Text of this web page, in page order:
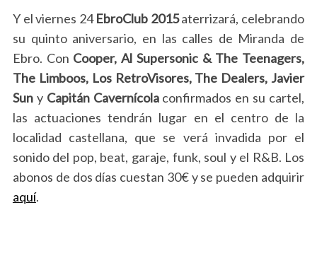
Y el viernes 24EbroClub 2015aterrizará, celebrando
su quinto aniversario, en las calles de Miranda de
Ebro. Con Cooper, Al Supersonic & The Teenagers,
The Limboos, Los RetroVisores, The Dealers, Javier
Sun yCapitán Cavernícolaconfirmados en su cartel,
las actuaciones tendrán lugar en el centro de la
localidad castellana, que se verá invadida por el
sonido del pop, beat, garaje, funk, soul y el R&B. Los
abonos de dos días cuestan 30€ y se pueden adquirir
aquí.